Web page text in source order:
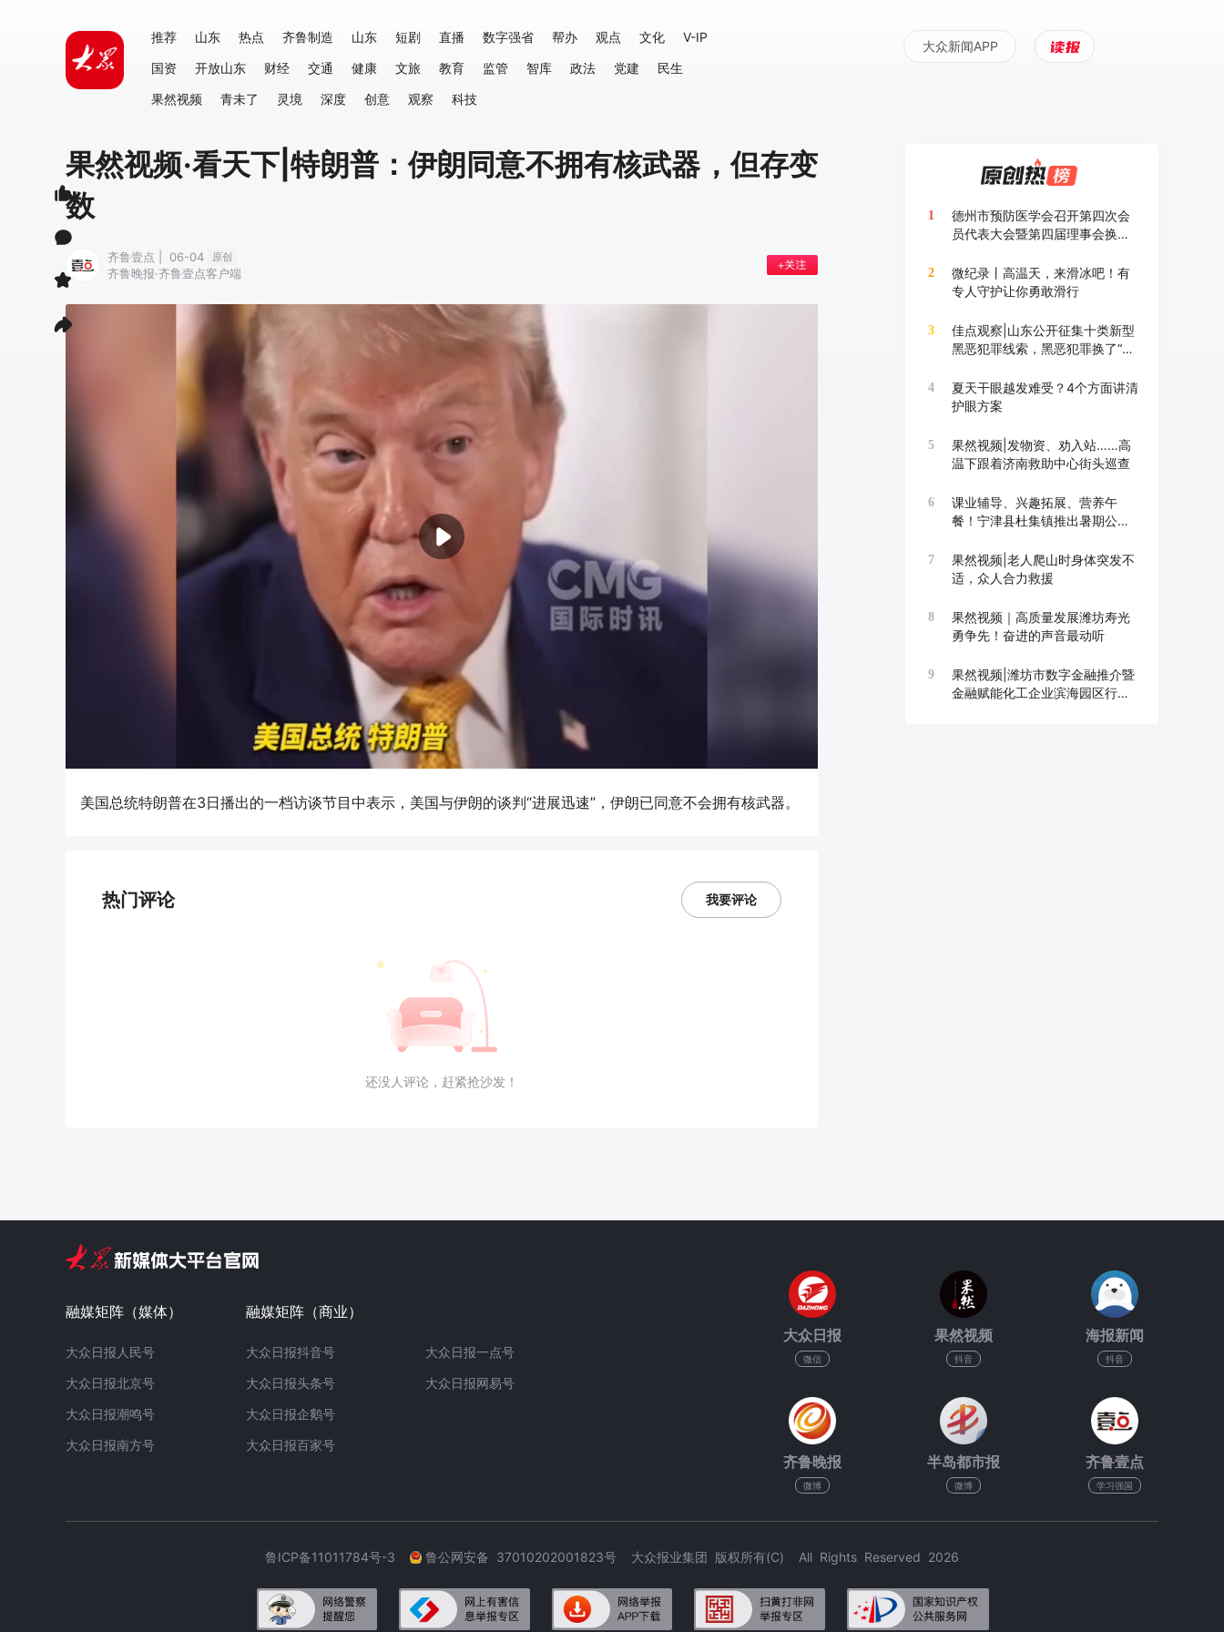
推荐 山东 热点 齐鲁制造 山东 短剧 直播 数字强省 帮办 观点 文化
V-IP
国资
开放山东 财经 交通 健康 文旅 教育 监管 智库 政法 党建
民生
果然视频
青未了 灵境 深度 创意 观察 科技
大众新闻APP
果然视频·看天下|特朗普：伊朗同意不拥有核武器，但存变
数
齐鲁壹点 | 06-04 原创
齐鲁晚报·齐鲁壹点客户端
美国总统特朗普在3日播出的一档访谈节目中表示，美国与伊朗的谈判“进展迅速”，伊朗已同意不会拥有核武器。
热门评论 我要评论
还没人评论，赶紧抢沙发！
1
德州市预防医学会召开第四次会
员代表大会暨第四届理事会换届
2
微纪录丨高温天，来滑冰吧！有
专人守护让你勇敢滑行
3
佳点观察|山东公开征集十类新型
黑恶犯罪线索，黑恶犯罪换了“马
4
夏天干眼越发难受？4个方面讲清
护眼方案
5
果然视频|发物资、劝入站……高
温下跟着济南救助中心街头巡查
6
课业辅导、兴趣拓展、营养午
餐！宁津县杜集镇推出暑期公益
7
果然视频|老人爬山时身体突发不
适，众人合力救援
8
果然视频｜高质量发展潍坊寿光
勇争先！奋进的声音最动听
9
果然视频|潍坊市数字金融推介暨
金融赋能化工企业滨海园区行举
融媒矩阵（媒体）
大众日报人民号
大众日报北京号
大众日报潮鸣号
大众日报南方号
融媒矩阵（商业）
大众日报抖音号
大众日报头条号
大众日报企鹅号
大众日报百家号
大众日报一点号
大众日报网易号
大众日报
微信
果然视频
抖音
海报新闻
抖音
齐鲁晚报
微博
半岛都市报
微博
齐鲁壹点
学习强国
鲁ICP备11011784号-3 鲁公网安备 37010202001823号 大众报业集团 版权所有(C) All Rights Reserved 2026